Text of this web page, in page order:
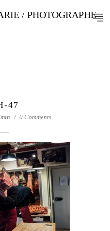
/ PHOTOGRAPHE
47
0 Comments